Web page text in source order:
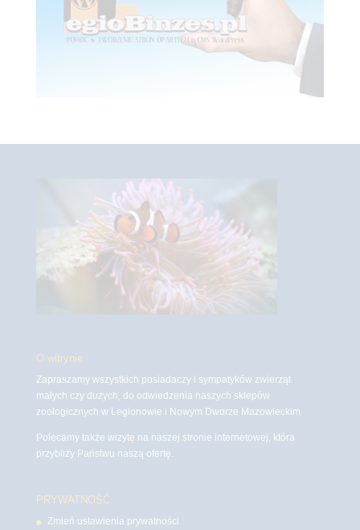
O witrynie
Zapraszamy wszystkich posiadaczy i sympatyków zwierząt
małych czy dużych, do odwiedzenia naszych sklepów
zoologicznych w Legionowie i Nowym Dworze Mazowieckim
Polecamy także wizytę na naszej stronie internetowej, która
przybliży Państwu naszą ofertę.
PRYWATNOŚĆ
Zmień ustawienia prywatności